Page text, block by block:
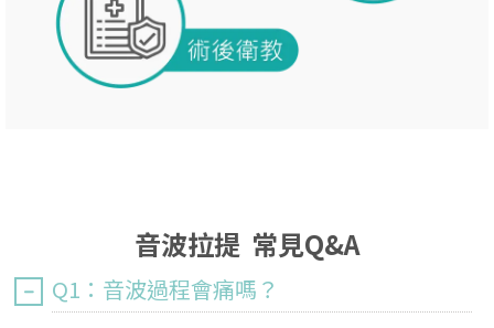
音波拉提 常見Q&A
Q1：音波過程會痛嗎？